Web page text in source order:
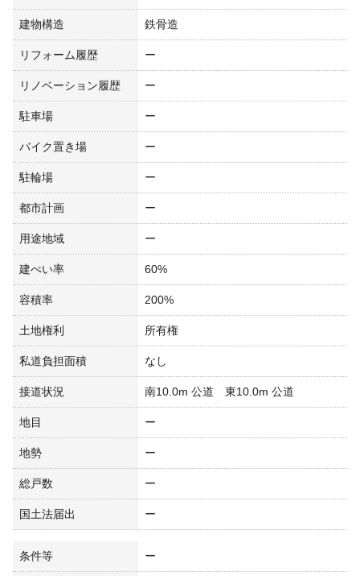
建物構造 鉄骨造
リフォーム履歴 ー
リノベーション履歴 ー
駐車場 ー
バイク置き場 ー
駐輪場 ー
都市計画 ー
用途地域 ー
建ぺい率 60%
容積率 200%
土地権利 所有権
私道負担面積 なし
接道状況 南10.0m 公道 東10.0m 公道
地目 ー
地勢 ー
総戸数 ー
国土法届出 ー
条件等 ー